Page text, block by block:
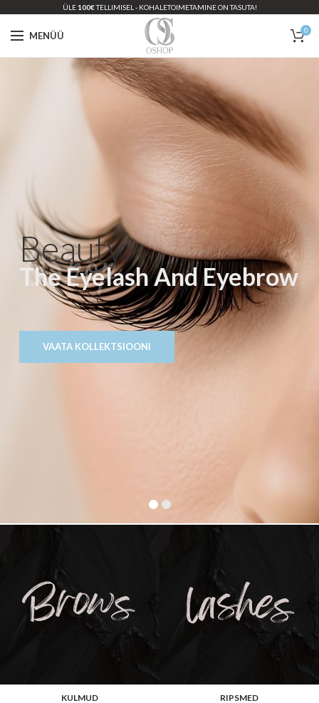
ÜLE 100€TELLIMISEL - KOHALETOIMETAMINE ON TASUTA!
MENÜÜ 0
VAATA KOLLEKTSIOONI
OShop
The Eyelash And Eyebrow
Beauty
KULMUD RIPSMED